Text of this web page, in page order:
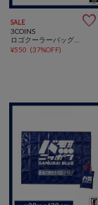
SALE 
3COINS
¥550 (37%OFF)